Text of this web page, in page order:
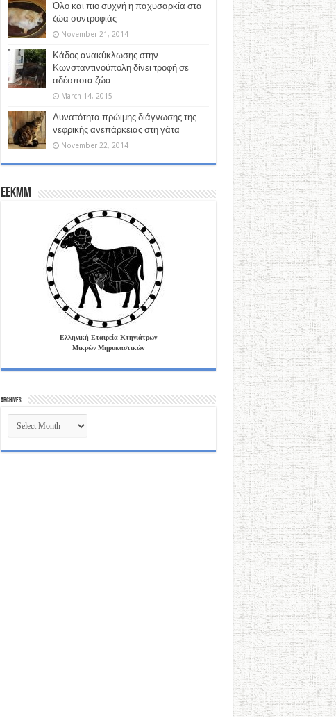
Όλο και πιο συχνή η παχυσαρκία στα
ζώα συντροφιάς
November 21, 2014
Κάδος ανακύκλωσης στην
Κωνσταντινούπολη δίνει τροφή σε
αδέσποτα ζώα
March 14, 2015
Δυνατότητα πρώιμης διάγνωσης της
νεφρικής ανεπάρκειας στη γάτα
November 22, 2014
EEKMM
Ελληνική Εταιρεία Κτηνιάτρων
Μικρών Μηρυκαστικών
Archives
Archives